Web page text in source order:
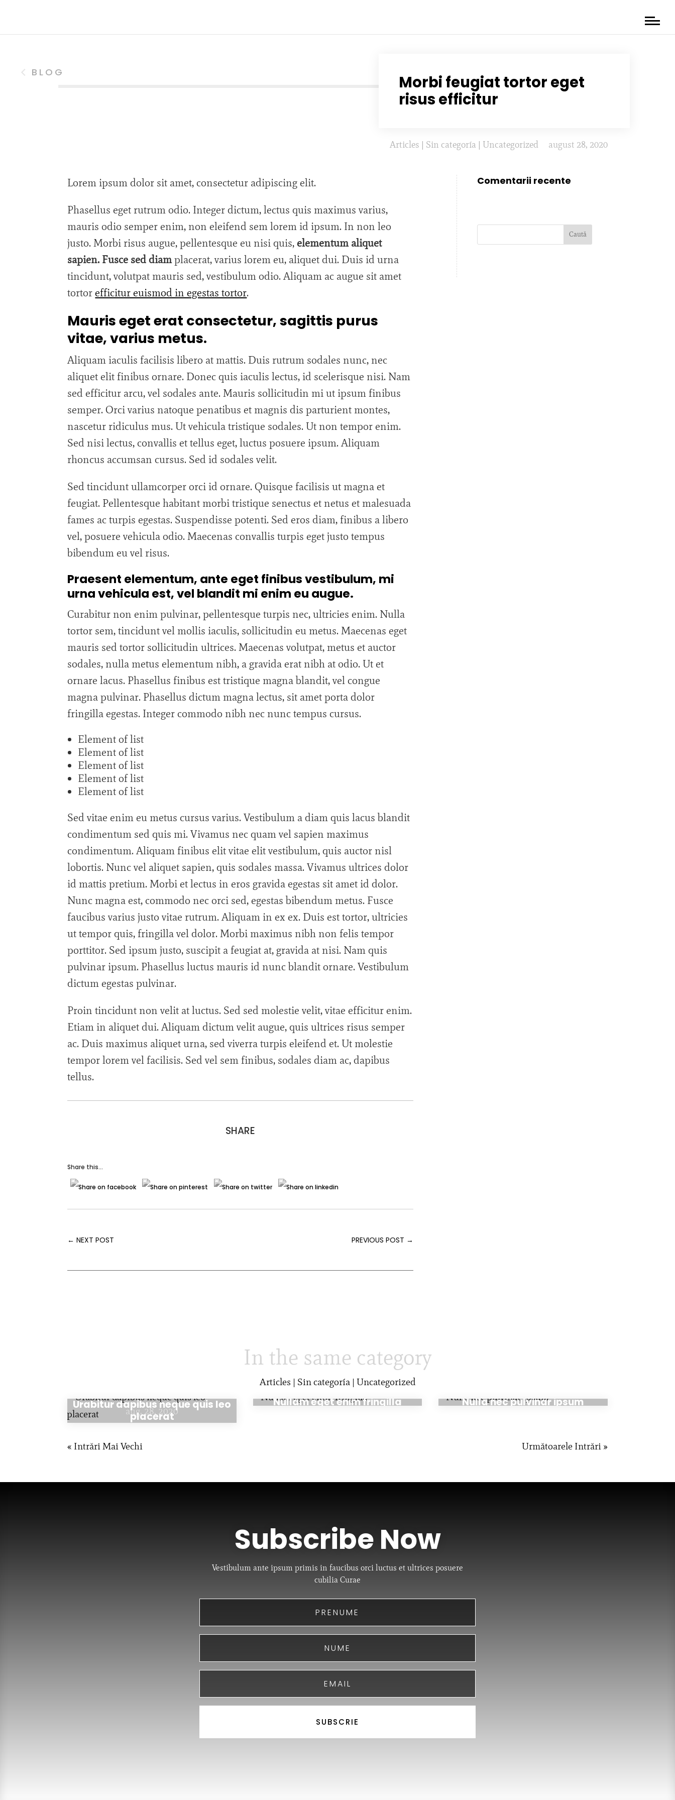
Morbi feugiat tortor eget
risus efficitur
BLOG
august 28, 2020
Articles | Sin categoría | Uncategorized
Lorem ipsum dolor sit amet, consectetur adipiscing elit.
Phasellus eget rutrum odio. Integer dictum, lectus quis maximus varius,
mauris odio semper enim, non eleifend sem lorem id ipsum. In non leo
justo. Morbi risus augue, pellentesque eu nisi quis,elementum aliquet
sapien. Fusce sed diamplacerat, varius lorem eu, aliquet dui. Duis id urna
tincidunt, volutpat mauris sed, vestibulum odio. Aliquam ac augue sit amet
tortorefficitur euismod in egestas tortor.
Mauris eget erat consectetur, sagittis purus
vitae, varius metus.
Aliquam iaculis facilisis libero at mattis. Duis rutrum sodales nunc, nec
aliquet elit finibus ornare. Donec quis iaculis lectus, id scelerisque nisi. Nam
sed efficitur arcu, vel sodales ante. Mauris sollicitudin mi ut ipsum finibus
semper. Orci varius natoque penatibus et magnis dis parturient montes,
nascetur ridiculus mus. Ut vehicula tristique sodales. Ut non tempor enim.
Sed nisi lectus, convallis et tellus eget, luctus posuere ipsum. Aliquam
rhoncus accumsan cursus. Sed id sodales velit.
Sed tincidunt ullamcorper orci id ornare. Quisque facilisis ut magna et
feugiat. Pellentesque habitant morbi tristique senectus et netus et malesuada
fames ac turpis egestas. Suspendisse potenti. Sed eros diam, finibus a libero
vel, posuere vehicula odio. Maecenas convallis turpis eget justo tempus
bibendum eu vel risus.
Praesent elementum, ante eget finibus vestibulum, mi
urna vehicula est, vel blandit mi enim eu augue.
Curabitur non enim pulvinar, pellentesque turpis nec, ultricies enim. Nulla
tortor sem, tincidunt vel mollis iaculis, sollicitudin eu metus. Maecenas eget
mauris sed tortor sollicitudin ultrices. Maecenas volutpat, metus et auctor
sodales, nulla metus elementum nibh, a gravida erat nibh at odio. Ut et
ornare lacus. Phasellus finibus est tristique magna blandit, vel congue
magna pulvinar. Phasellus dictum magna lectus, sit amet porta dolor
fringilla egestas. Integer commodo nibh nec nunc tempus cursus.
Element of list
Element of list
Element of list
Element of list
Element of list
Sed vitae enim eu metus cursus varius. Vestibulum a diam quis lacus blandit
condimentum sed quis mi. Vivamus nec quam vel sapien maximus
condimentum. Aliquam finibus elit vitae elit vestibulum, quis auctor nisl
lobortis. Nunc vel aliquet sapien, quis sodales massa. Vivamus ultrices dolor
id mattis pretium. Morbi et lectus in eros gravida egestas sit amet id dolor.
Nunc magna est, commodo nec orci sed, egestas bibendum metus. Fusce
faucibus varius justo vitae rutrum. Aliquam in ex ex. Duis est tortor, ultricies
ut tempor quis, fringilla vel dolor. Morbi maximus nibh non felis tempor
porttitor. Sed ipsum justo, suscipit a feugiat at, gravida at nisi. Nam quis
pulvinar ipsum. Phasellus luctus mauris id nunc blandit ornare. Vestibulum
dictum egestas pulvinar.
Proin tincidunt non velit at luctus. Sed sed molestie velit, vitae efficitur enim.
Etiam in aliquet dui. Aliquam dictum velit augue, quis ultrices risus semper
ac. Duis maximus aliquet urna, sed viverra turpis eleifend et. Ut molestie
tempor lorem vel facilisis. Sed vel sem finibus, sodales diam ac, dapibus
tellus.
SHARE
Share this...
←NEXT POST PREVIOUS POST →
Comentarii recente
In the same category
Articles | Sin categoría | Uncategorized
Urabitur dapibus neque quis leo
placerat
aug. 28, 2020
Nullam eget enim fringilla Nulla nec pulvinar ipsum
« Intrări Mai Vechi Următoarele Intrări »
Subscribe Now
Vestibulum ante ipsum primis in faucibus orci luctus et ultrices posuere
cubilia Curae
SUBSCRIE